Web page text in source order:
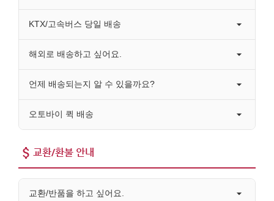
KTX/고속버스 당일 배송
해외로 배송하고 싶어요.
언제 배송되는지 알 수 있을까요?
오토바이 퀵 배송
교환/환불 안내
교환/반품을 하고 싶어요.